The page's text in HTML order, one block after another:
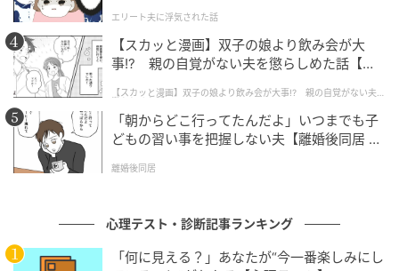
老廃物を流し切るのが一番の近道かもしれません。
頭を空っぽにして肉体に意識を向ける時間を意図的に
作ることで、悩み事の多くは単なる「思考の絡まり」
に過ぎなかったと気づけるのではないでしょうか。
4. 電気風呂を選んだ人は「刺激を得てストレ
ビリビリとした感覚が癖になる「電気風呂」を思い浮
かべたあなたは、単調な毎日に少し飽きを感じてお
エリート夫に浮気された話
【スカッと漫画】双子の娘より飲み会が大
事!? 親の自覚がない夫を懲らしめた話【第1
【スカッと漫画】双子の娘より飲み会が大事!? 親の自覚がない夫を
懲らしめた話
「朝からどこ行ってたんだよ」いつまでも子
どもの習い事を把握しない夫【離婚後同居 Vo
離婚後同居
心理テスト・診断記事ランキング
「何に見える？」あなたが“今一番楽しみにし